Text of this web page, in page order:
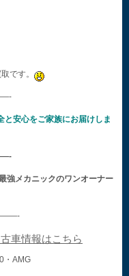
です。
と安心をご家族にお届けしま
強メカニックのワンオーナー
車情報はこちら
・AMG